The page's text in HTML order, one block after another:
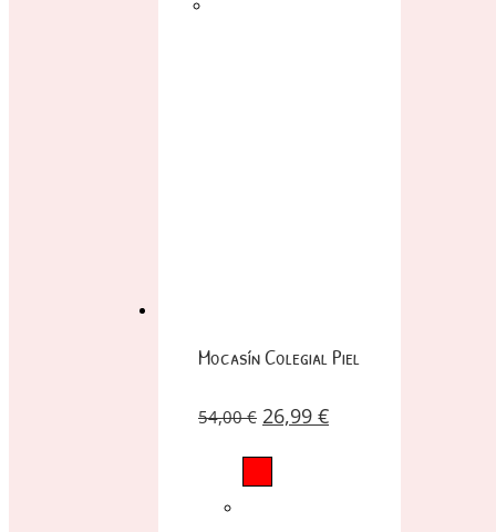
Mocasín Colegial Piel
54,00€ 26,99 €